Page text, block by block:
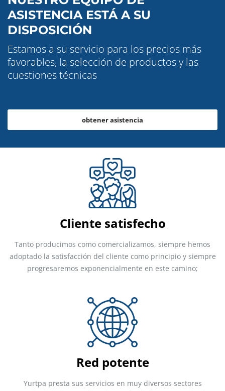
ASISTENCIA ESTÁ A SU
DISPOSICIÓN
Estamos a su servicio para los precios más
favorables, la selección de productos y las
cuestiones técnicas
obtener asistencia
Cliente satisfecho
Tanto producimos como comercializamos, siempre hemos
adoptado la satisfacción del cliente como principio y siempre
progresaremos exponencialmente en este camino;
Red potente
Yurtpa presta sus servicios en muy diversos sectores